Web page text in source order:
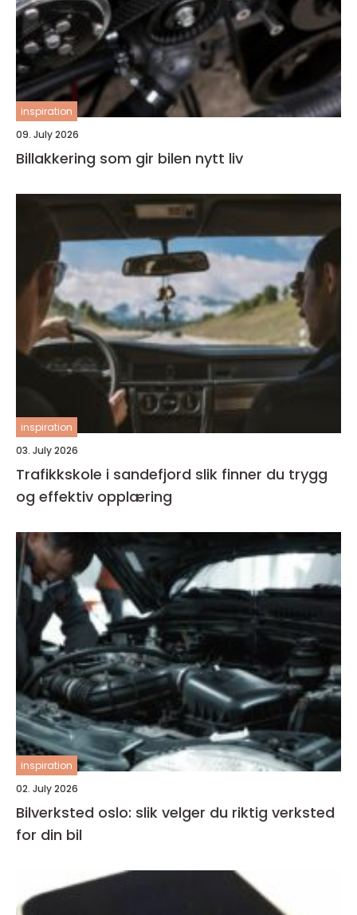
inspiration
09. July 2026
Billakkering som gir bilen nytt liv
inspiration
03. July 2026
Trafikkskole i sandefjord slik finner du trygg
og effektiv opplæring
inspiration
02. July 2026
Bilverksted oslo: slik velger du riktig verksted
for din bil